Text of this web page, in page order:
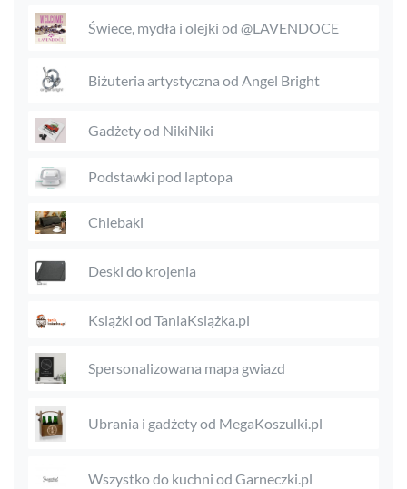
Świece, mydła i olejki od @LAVENDOCE
Biżuteria artystyczna od Angel Bright
Gadżety od NikiNiki
Podstawki pod laptopa
Chlebaki
Deski do krojenia
Książki od TaniaKsiążka.pl
Spersonalizowana mapa gwiazd
Ubrania i gadżety od MegaKoszulki.pl
Wszystko do kuchni od Garneczki.pl